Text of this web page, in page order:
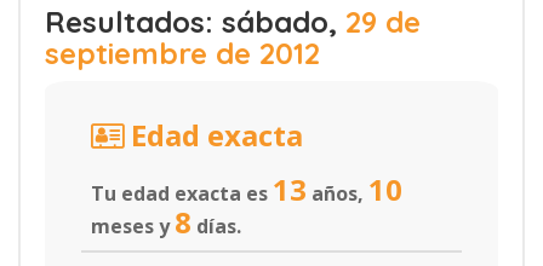
Resultados: sábado, 29 de
septiembre de 2012
Edad exacta
Tu edad exacta es 13 años, 10
meses y8 días.